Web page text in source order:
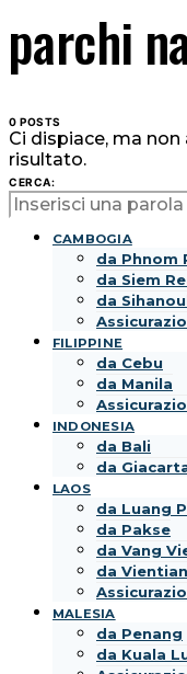
CAMBOGIA
da Phnom
da Siem
da
FILIPPINE
da Cebu
da Manila
INDONESIA
da Bali
da
LAOS
da Luang
da Pakse
da Vang
da
MALESIA
da Penang
da Kuala
parchi
0 POSTS
Ci dispiace, ma
risultato.
CERCA: